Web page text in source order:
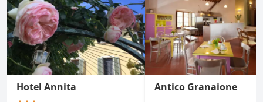
Hotel Annita Antico Granaione